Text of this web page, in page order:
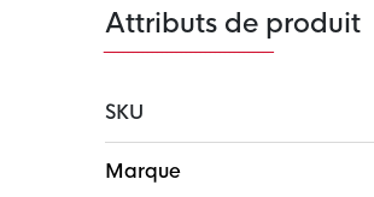
Attributs de produit
SKU
d'infos
Marque